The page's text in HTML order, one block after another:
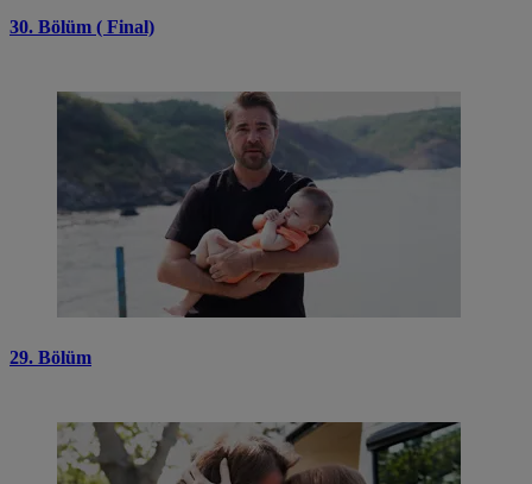
30. Bölüm ( Final)
29. Bölüm